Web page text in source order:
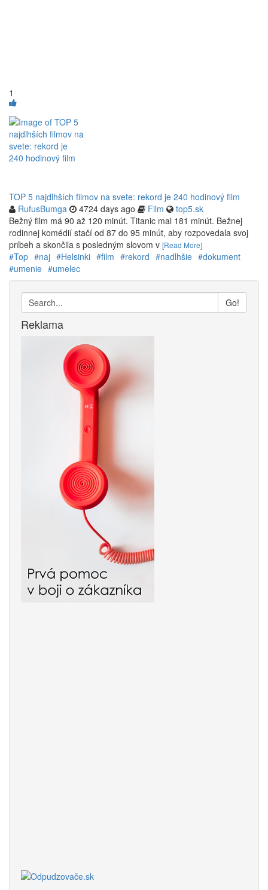
1
TOP 5 najdlhších filmov na svete: rekord je 240 hodinový film
RufusBumga
4724 days ago Film
top5.sk
Bežný film má 90 až 120 minút. Titanic mal 181 minút. Bežnej
rodinnej komédií stačí od 87 do 95 minút, aby rozpovedala svoj
príbeh a skončila s posledným slovom v [Read More]
#Top #naj #Helsinki #film #rekord #nadlhšie #dokument
#umenie #umelec
Go!
Reklama